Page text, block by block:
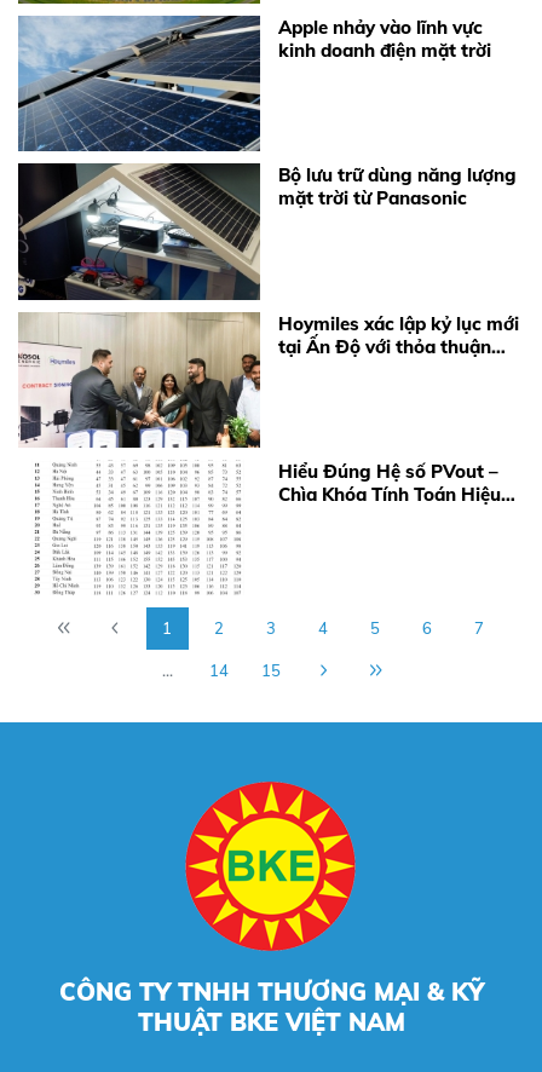
Apple nhảy vào lĩnh vực
kinh doanh điện mặt trời
Bộ lưu trữ dùng năng lượng
mặt trời từ Panasonic
Hoymiles xác lập kỷ lục mới
tại Ấn Độ với thỏa thuận
Hiểu Đúng Hệ số PVout –
Chìa Khóa Tính Toán Hiệu
1 2 3 4 5 6 7
... 14 15
CÔNG TY TNHH THƯƠNG MẠI & KỸ
THUẬT BKE VIỆT NAM